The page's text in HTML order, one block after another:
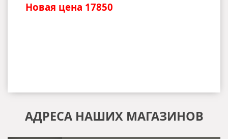
Новая цена 17850
АДРЕСА НАШИХ МАГАЗИНОВ